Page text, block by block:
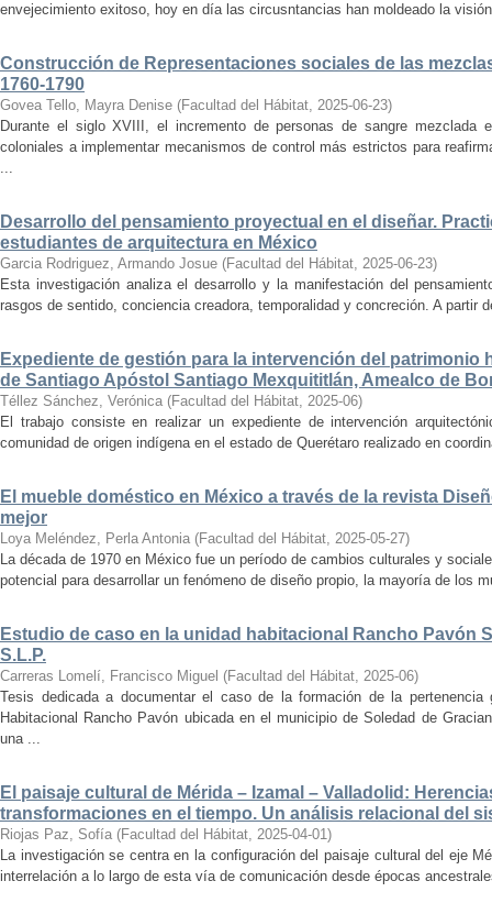
envejecimiento exitoso, hoy en día las circusntancias han moldeado la
Construcción de Representaciones sociales de las
1760-1790
Govea Tello, Mayra Denise (Facultad del Hábitat, 2025-06-23)
Durante el siglo XVIII, el incremento de personas de sangre
coloniales a implementar mecanismos de control más estrictos para
...
Desarrollo del pensamiento proyectual en el diseñar.
estudiantes de arquitectura en México
Garcia Rodriguez, Armando Josue (Facultad del Hábitat, 2025-06-23)
Esta investigación analiza el desarrollo y la manifestación del
rasgos de sentido, conciencia creadora, temporalidad y concreción. A partir
Expediente de gestión para la intervención del patrimonio
de Santiago Apóstol Santiago Mexquititlán, Amealco de
Téllez Sánchez, Verónica (Facultad del Hábitat, 2025-06)
El trabajo consiste en realizar un expediente de intervención
comunidad de origen indígena en el estado de Querétaro realizado en
El mueble doméstico en México a través de la revista
mejor
Loya Meléndez, Perla Antonia (Facultad del Hábitat, 2025-05-27)
La década de 1970 en México fue un período de cambios culturales y
potencial para desarrollar un fenómeno de diseño propio, la mayoría de los
Estudio de caso en la unidad habitacional Rancho Pavón
S.L.P.
Carreras Lomelí, Francisco Miguel (Facultad del Hábitat, 2025-06)
Tesis dedicada a documentar el caso de la formación de la
Habitacional Rancho Pavón ubicada en el municipio de Soledad de
una ...
El paisaje cultural de Mérida – Izamal – Valladolid:
transformaciones en el tiempo. Un análisis relacional del
Riojas Paz, Sofía (Facultad del Hábitat, 2025-04-01)
La investigación se centra en la configuración del paisaje cultural del eje
interrelación a lo largo de esta vía de comunicación desde épocas